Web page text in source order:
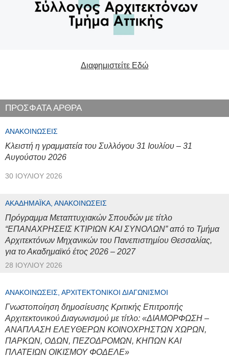
Διαφημιστείτε Εδώ
ΠΡΟΣΦΑΤΑ ΑΡΘΡΑ
ΑΝΑΚΟΙΝΏΣΕΙΣ
Κλειστή η γραμματεία του Συλλόγου 31 Ιουλίου – 31
Αυγούστου 2026
30 ΙΟΥΛΊΟΥ 2026
ΑΚΑΔΗΜΑΪΚΆ, ΑΝΑΚΟΙΝΏΣΕΙΣ
Πρόγραμμα Μεταπτυχιακών Σπουδών με τίτλο
“ΕΠΑΝΑΧΡΗΣΕΙΣ ΚΤΙΡΙΩΝ ΚΑΙ ΣΥΝΟΛΩΝ” από το Τμήμα
Αρχιτεκτόνων Μηχανικών του Πανεπιστημίου Θεσσαλίας,
για το Ακαδημαϊκό έτος 2026 – 2027
28 ΙΟΥΛΊΟΥ 2026
ΑΝΑΚΟΙΝΏΣΕΙΣ, ΑΡΧΙΤΕΚΤΟΝΙΚΟΊ ΔΙΑΓΩΝΙΣΜΟΊ
Γνωστοποίηση δημοσίευσης Κριτικής Επιτροπής
Αρχιτεκτονικού Διαγωνισμού με τίτλο: «ΔΙΑΜΟΡΦΩΣΗ –
ΑΝΑΠΛΑΣΗ ΕΛΕΥΘΕΡΩΝ ΚΟΙΝΟΧΡΗΣΤΩΝ ΧΩΡΩΝ,
ΠΑΡΚΩΝ, ΟΔΩΝ, ΠΕΖΟΔΡΟΜΩΝ, ΚΗΠΩΝ ΚΑΙ
ΠΛΑΤΕΙΩΝ ΟΙΚΙΣΜΟΥ ΦΟΔΕΛΕ»